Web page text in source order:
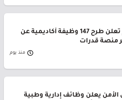
جامعة القصيم تعلن طرح 147 وظيفة أكاديمية عن
منصة قدرات
منذ يوم
يعلن وظائف إدارية وطبية